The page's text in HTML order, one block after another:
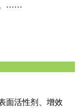
、……
面活性剂、增效